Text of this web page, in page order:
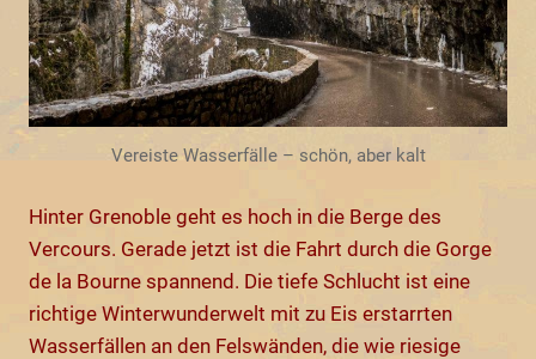
Vereiste Wasserfälle – schön, aber kalt
Hinter Grenoble geht es hoch in die Berge des
Vercours. Gerade jetzt ist die Fahrt durch die Gorge
de la Bourne spannend. Die tiefe Schlucht ist eine
richtige Winterwunderwelt mit zu Eis erstarrten
Wasserfällen an den Felswänden, die wie riesige